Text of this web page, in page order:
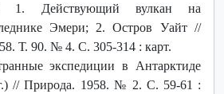
1. Действующий вулкан на
Эмери; 2. Остров Уайт //
Т. 90. № 4. С. 305-314 : карт.
экспедиции в Антарктиде
// Природа. 1958. № 2. С. 59-61 :